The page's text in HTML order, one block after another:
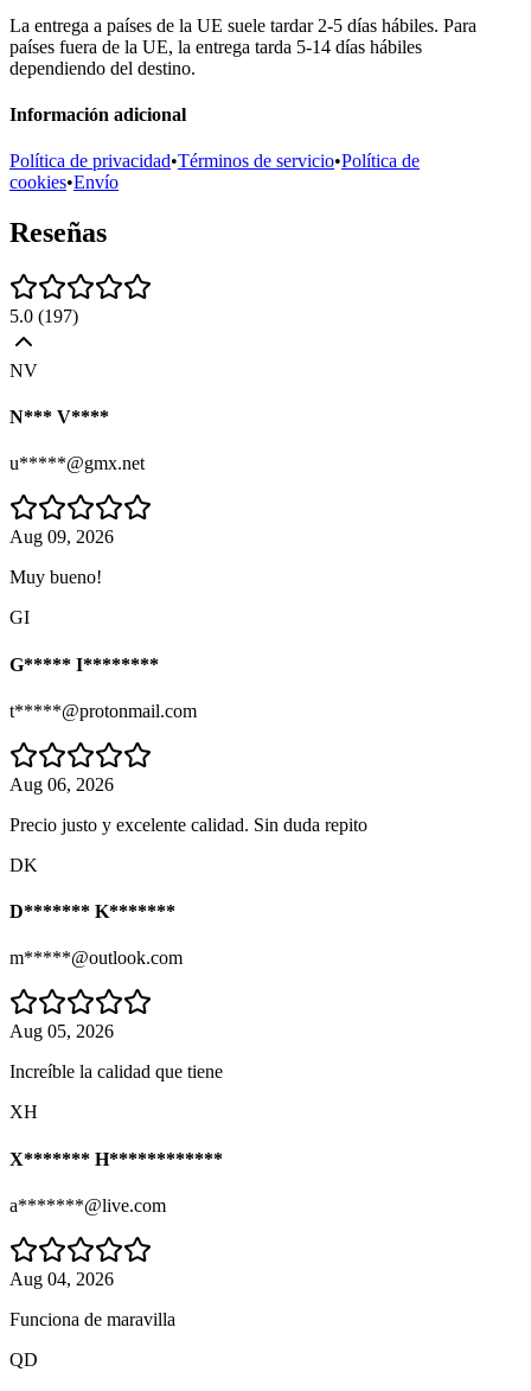
La entrega a países de la UE suele tardar 2-5 días hábiles. Para
países fuera de la UE, la entrega tarda 5-14 días hábiles
dependiendo del destino.
Información adicional
Política de privacidad•Términos de servicio•Política de
cookies•Envío
Reseñas
5.0 (197)
NV
N*** V****
u*****@gmx.net
Aug 09, 2026
Muy bueno!
GI
G***** I********
t*****@protonmail.com
Aug 06, 2026
Precio justo y excelente calidad. Sin duda repito
DK
D******* K*******
m*****@outlook.com
Aug 05, 2026
Increíble la calidad que tiene
XH
X******* H************
a*******@live.com
Aug 04, 2026
Funciona de maravilla
QD